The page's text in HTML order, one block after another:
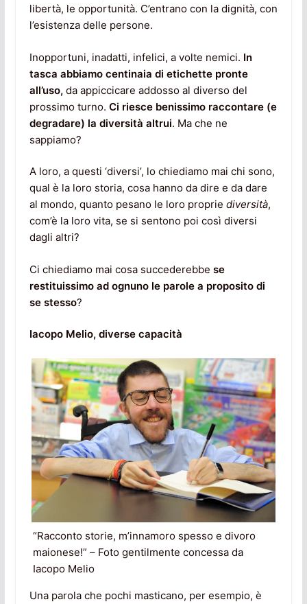
libertà, le opportunità. C’entrano con la dignità, con
l’esistenza delle persone.
Inopportuni, inadatti, infelici, a volte nemici. In
tasca abbiamo centinaia di etichette pronte
all’uso,da appiccicare addosso al diverso del
prossimo turno. Ci riesce benissimo raccontare (e
degradare) la diversità altrui. Ma che ne
sappiamo?
A loro, a questi ‘diversi’, lo chiediamo mai chi sono,
qual è la loro storia, cosa hanno da dire e da dare
al mondo, quanto pesano le loro proprie diversità,
com’è la loro vita, se si sentono poi così diversi
dagli altri?
Ci chiediamo mai cosa succederebbe se
restituissimo ad ognuno le parole a proposito di
se stesso?
Iacopo Melio, diverse capacità
“Racconto storie, m’innamoro spesso e divoro
maionese!” – Foto gentilmente concessa da
Iacopo Melio
Una parola che pochi masticano, per esempio, è